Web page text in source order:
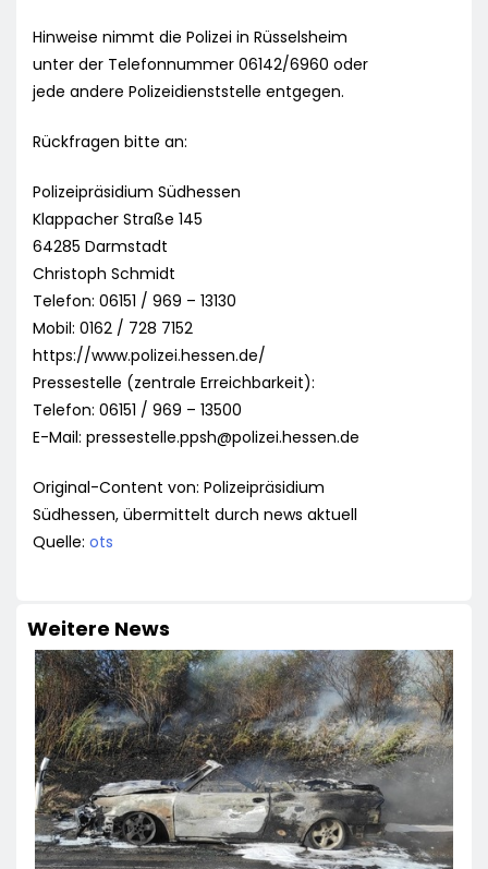
Hinweise nimmt die Polizei in Rüsselsheim
unter der Telefonnummer 06142/6960 oder
jede andere Polizeidienststelle entgegen.
Rückfragen bitte an:
Polizeipräsidium Südhessen
Klappacher Straße 145
64285 Darmstadt
Christoph Schmidt
Telefon: 06151 / 969 – 13130
Mobil: 0162 / 728 7152
https://www.polizei.hessen.de/
Pressestelle (zentrale Erreichbarkeit):
Telefon: 06151 / 969 – 13500
E-Mail: pressestelle.ppsh@polizei.hessen.de
Original-Content von: Polizeipräsidium
Südhessen, übermittelt durch news aktuell
Quelle: ots
Weitere News